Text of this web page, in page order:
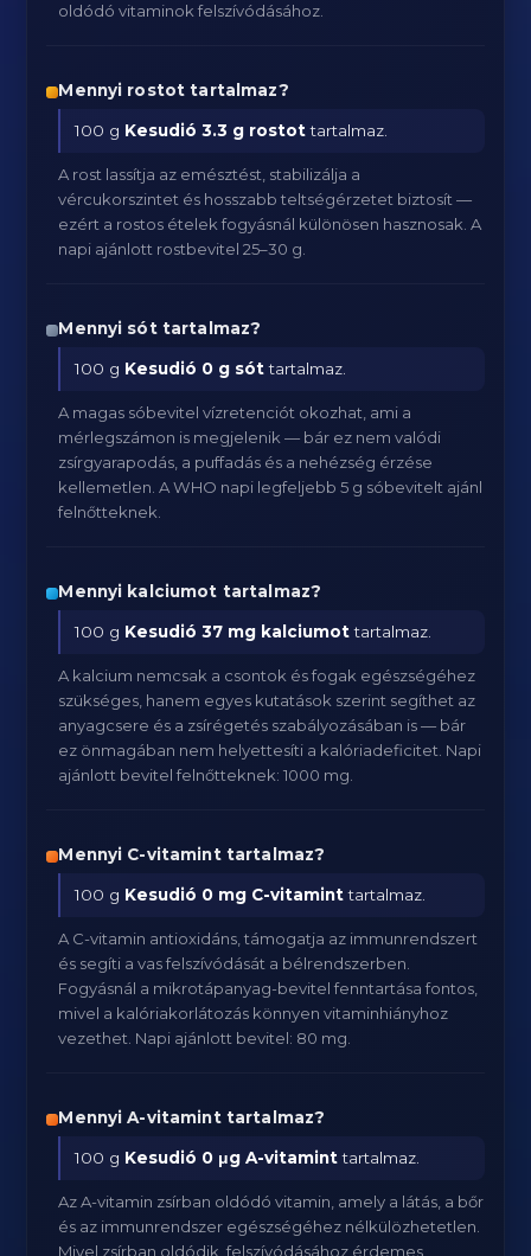
oldódó vitaminok felszívódásához.
Mennyi rostot tartalmaz?
100 g Kesudió 3.3 g rostottartalmaz.
A rost lassítja az emésztést, stabilizálja a
vércukorszintet és hosszabb teltségérzetet biztosít —
ezért a rostos ételek fogyásnál különösen hasznosak. A
napi ajánlott rostbevitel 25–30 g.
Mennyi sót tartalmaz?
100 g Kesudió 0 g sóttartalmaz.
A magas sóbevitel vízretenciót okozhat, ami a
mérlegszámon is megjelenik — bár ez nem valódi
zsírgyarapodás, a puffadás és a nehézség érzése
kellemetlen. A WHO napi legfeljebb 5 g sóbevitelt ajánl
felnőtteknek.
Mennyi kalciumot tartalmaz?
100 g Kesudió 37 mg kalciumottartalmaz.
A kalcium nemcsak a csontok és fogak egészségéhez
szükséges, hanem egyes kutatások szerint segíthet az
anyagcsere és a zsírégetés szabályozásában is — bár
ez önmagában nem helyettesíti a kalóriadeficitet. Napi
ajánlott bevitel felnőtteknek: 1000 mg.
Mennyi C-vitamint tartalmaz?
100 g Kesudió 0 mg C-vitaminttartalmaz.
A C-vitamin antioxidáns, támogatja az immunrendszert
és segíti a vas felszívódását a bélrendszerben.
Fogyásnál a mikrotápanyag-bevitel fenntartása fontos,
mivel a kalóriakorlátozás könnyen vitaminhiányhoz
vezethet. Napi ajánlott bevitel: 80 mg.
Mennyi A-vitamint tartalmaz?
100 g Kesudió 0 μg A-vitaminttartalmaz.
Az A-vitamin zsírban oldódó vitamin, amely a látás, a bőr
és az immunrendszer egészségéhez nélkülözhetetlen.
Mivel zsírban oldódik, felszívódásához érdemes